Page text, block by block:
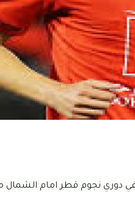
في دوري نجوم قطر امام الشمال